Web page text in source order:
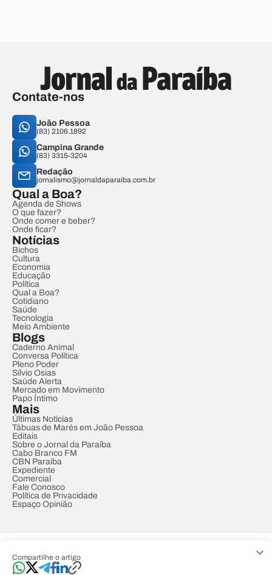
Compartilhe o artigo
Contate-nos
João Pessoa
(83) 2106.1892
Campina Grande
(83) 3315-3204
Redação
jornalismo@jornaldaparaiba.com.br
Qual a Boa?
Agenda de Shows
O que fazer?
Onde comer e beber?
Onde ficar?
Notícias
Bichos
Cultura
Economia
Educação
Política
Qual a Boa?
Cotidiano
Saúde
Tecnologia
Meio Ambiente
Blogs
Caderno Animal
Conversa Política
Pleno Poder
Sílvio Osias
Saúde Alerta
Mercado em Movimento
Papo Íntimo
Mais
Últimas Notícias
Tábuas de Marés em João Pessoa
Editais
Sobre o Jornal da Paraíba
Cabo Branco FM
CBN Paraíba
Expediente
Comercial
Fale Conosco
Política de Privacidade
Espaço Opinião
Developed by Designed by